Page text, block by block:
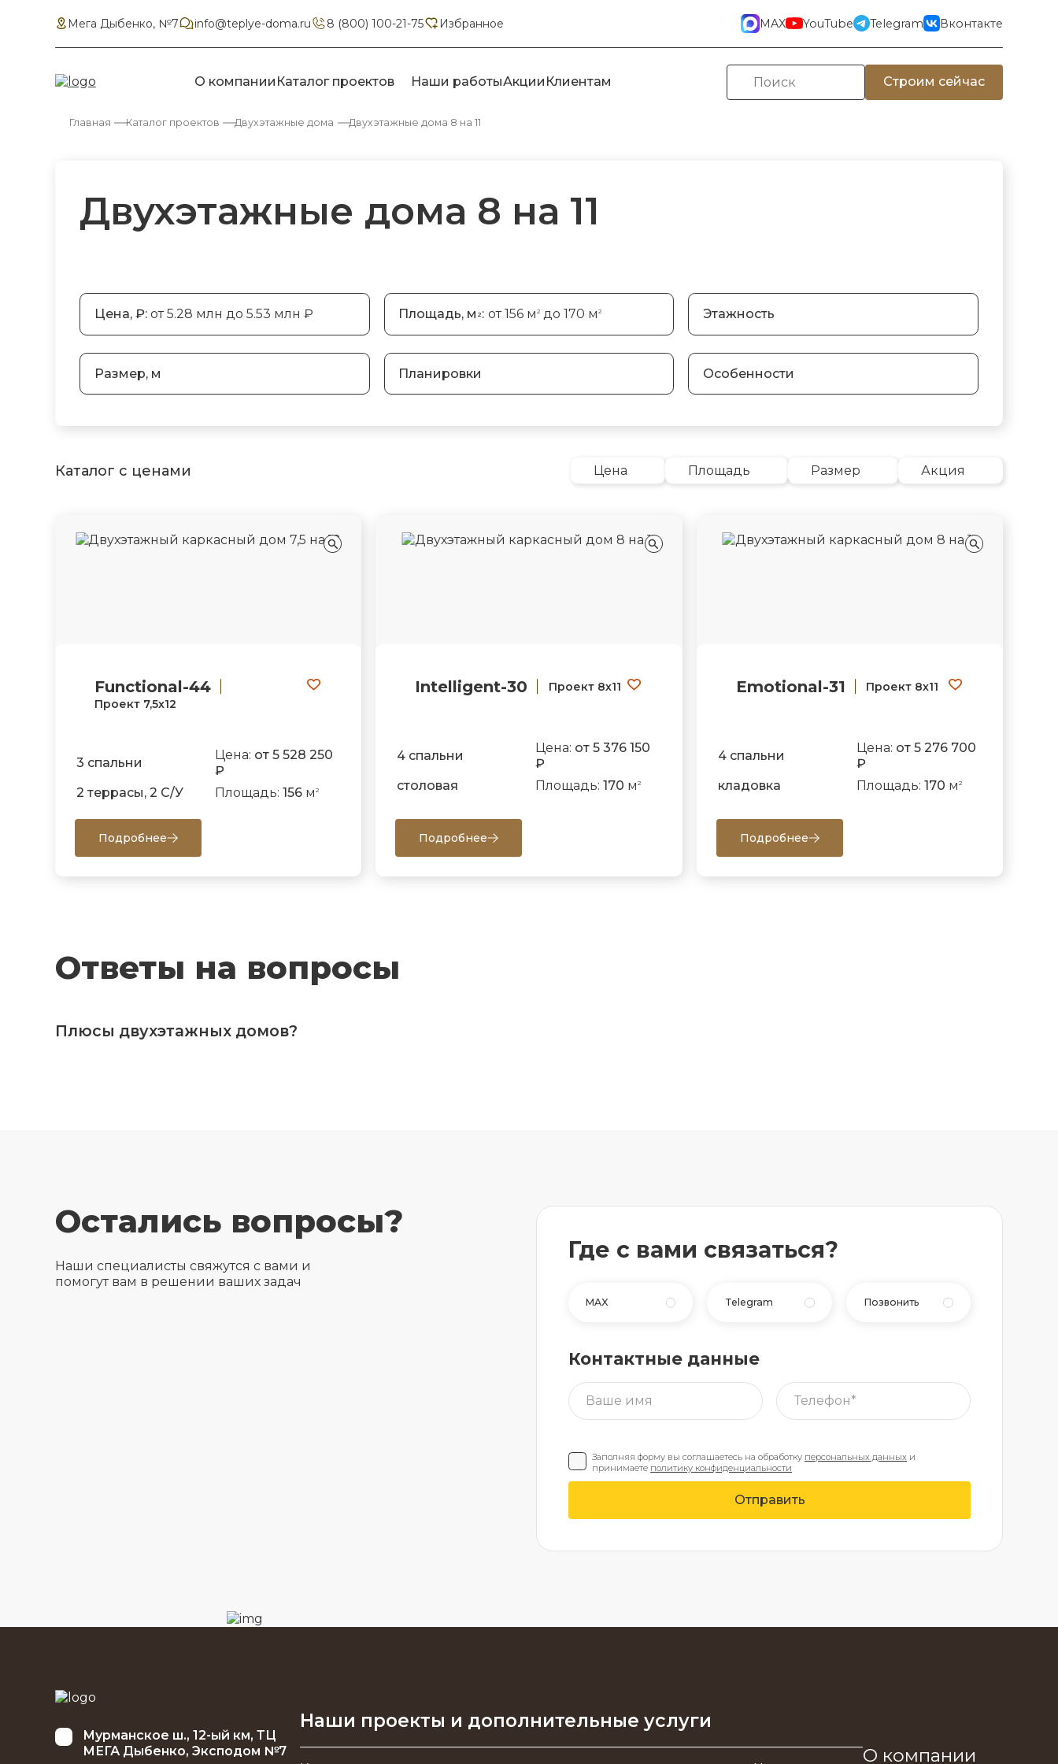
Мега Дыбенко, №7 info@teplye-doma.ru 8 (800) 100-21-75 Избранное MAX YouTube Telegram Вконтакте
О компании Каталог проектов Наши работыАкции Клиентам Строим сейчас
Главная Каталог проектов Двухэтажные дома Двухэтажные дома 8 на 11
Двухэтажные дома 8 на 11
Цена, ₽: от 5.28 млн до 5.53 млн ₽ Площадь, м 2 : от 156 м2 до 170 м2 Этажность
Размер, м Планировки Особенности
Каталог с ценами Цена Площадь Размер Акция
Functional-44
Проект 7,5х12
3 спальни
Цена: от 5 528 250
₽
2 террасы, 2 С/У
Площадь: 156м 2
Подробнее
Intelligent-30 Проект 8х11
4 спальни
Цена: от 5 376 150
₽
столовая
Площадь:170 м2
Подробнее
Emotional-31 Проект 8х11
4 спальни
Цена: от 5 276 700
₽
кладовка
Площадь: 170 м 2
Подробнее
Ответы на вопросы
Плюсы двухэтажных домов?
Остались вопросы?
Наши специалисты свяжутся с вами и
помогут вам в решении ваших задач
Где с вами связаться?
MAX Telegram Позвонить
Контактные данные
Заполняя форму вы соглашаетесь на обработку персональных данных и
принимаете политику конфиденциальности
Отправить
Мурманское ш., 12-ый км, ТЦ
МЕГА Дыбенко, Эксподом №7
Наши проекты и дополнительные услуги
О компании